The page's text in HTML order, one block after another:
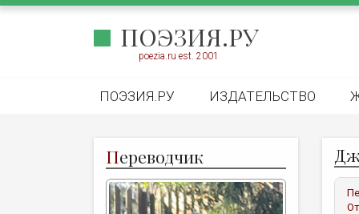
ПОЭЗИЯ.РУ
poezia.ru est. 2001
ПОЭЗИЯ.РУ ИЗДАТЕЛЬСТВО
Переводчик